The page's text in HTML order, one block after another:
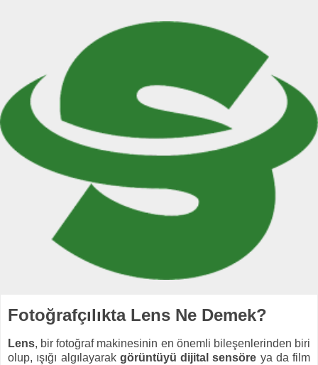
Fotoğrafçılıkta Lens Ne Demek?
Lens, bir fotoğraf makinesinin en önemli bileşenlerinden biri
olup, ışığı algılayarak görüntüyü dijital sensöre ya da film